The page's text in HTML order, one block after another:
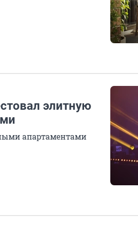
элитную
апартаментами